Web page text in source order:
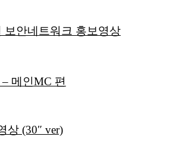
보안네트워크 홍보영상
– 메인MC 편
상 (30″ ver)